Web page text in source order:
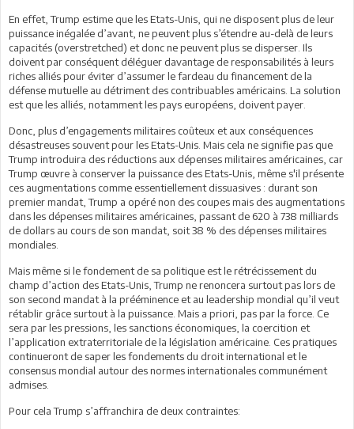
En effet, Trump estime que les Etats-Unis, qui ne disposent plus de leur
puissance inégalée d’avant, ne peuvent plus s’étendre au-delà de leurs
capacités (overstretched) et donc ne peuvent plus se disperser. Ils
doivent par conséquent déléguer davantage de responsabilités à leurs
riches alliés pour éviter d’assumer le fardeau du financement de la
défense mutuelle au détriment des contribuables américains. La solution
est que les alliés, notamment les pays européens, doivent payer.
Donc, plus d’engagements militaires coûteux et aux conséquences
désastreuses souvent pour les Etats-Unis. Mais cela ne signifie pas que
Trump introduira des réductions aux dépenses militaires américaines, car
Trump œuvre à conserver la puissance des Etats-Unis, même s'il présente
ces augmentations comme essentiellement dissuasives : durant son
premier mandat, Trump a opéré non des coupes mais des augmentations
dans les dépenses militaires américaines, passant de 620 à 738 milliards
de dollars au cours de son mandat, soit 38 % des dépenses militaires
mondiales.
Mais même si le fondement de sa politique est le rétrécissement du
champ d’action des Etats-Unis, Trump ne renoncera surtout pas lors de
son second mandat à la prééminence et au leadership mondial qu’il veut
rétablir grâce surtout à la puissance. Mais a priori, pas par la force. Ce
sera par les pressions, les sanctions économiques, la coercition et
l’application extraterritoriale de la législation américaine. Ces pratiques
continueront de saper les fondements du droit international et le
consensus mondial autour des normes internationales communément
admises.
Pour cela Trump s’affranchira de deux contraintes: